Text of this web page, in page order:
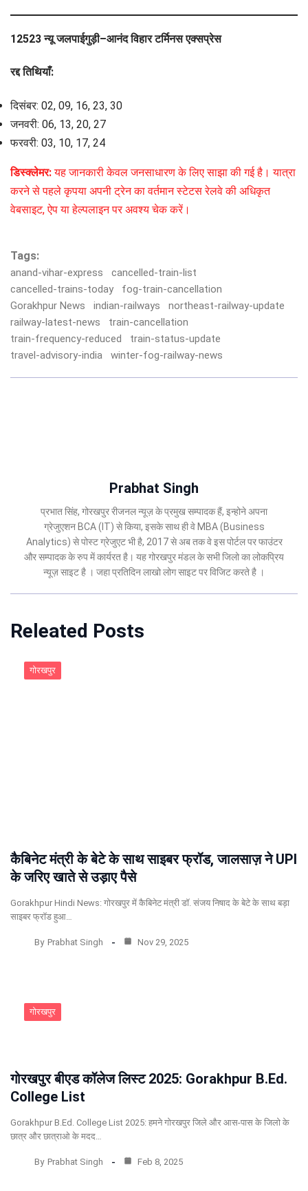
12523 न्यू जलपाईगुड़ी–आनंद विहार टर्मिनस एक्सप्रेस
रद्द तिथियाँ:
दिसंबर: 02, 09, 16, 23, 30
जनवरी: 06, 13, 20, 27
फरवरी: 03, 10, 17, 24
डिस्क्लेमर:यह जानकारी केवल जनसाधारण के लिए साझा की गई है। यात्रा
करने से पहले कृपया अपनी ट्रेन का वर्तमान स्टेटस रेलवे की अधिकृत
वेबसाइट, ऐप या हेल्पलाइन पर अवश्य चेक करें।
Tags:
anand-vihar-express
cancelled-train-list
cancelled-trains-today
fog-train-cancellation
Gorakhpur News
indian-railways
northeast-railway-update
railway-latest-news
train-cancellation
train-frequency-reduced
train-status-update
travel-advisory-india
winter-fog-railway-news
Prabhat Singh
प्रभात सिंह, गोरखपुर रीजनल न्यूज़ के प्रमुख सम्पादक हैं, इन्होने अपना
ग्रेजुएशन BCA (IT) से किया, इसके साथ ही वे MBA (Business
Analytics) से पोस्ट ग्रेजुएट भी है, 2017 से अब तक वे इस पोर्टल पर फाउंटर
और सम्पादक के रुप में कार्यरत है। यह गोरखपुर मंडल के सभी जिलो का लोकप्रिय
न्यूज़ साइट है । जहा प्रतिदिन लाखो लोग साइट पर विजिट करते है ।
Releated Posts
गोरखपुर
कैबिनेट मंत्री के बेटे के साथ साइबर फ्रॉड, जालसाज़ ने UPI
के जरिए खाते से उड़ाए पैसे
Gorakhpur Hindi News: गोरखपुर में कैबिनेट मंत्री डॉ. संजय निषाद के बेटे के साथ बड़ा
साइबर फ्रॉड हुआ…
By Prabhat Singh Nov 29, 2025
गोरखपुर
गोरखपुर बीएड कॉलेज लिस्ट 2025: Gorakhpur B.Ed.
College List
Gorakhpur B.Ed. College List 2025: हमने गोरखपुर जिले और आस-पास के जिलो के
छात्र और छात्राओ के मदद…
By Prabhat Singh Feb 8, 2025